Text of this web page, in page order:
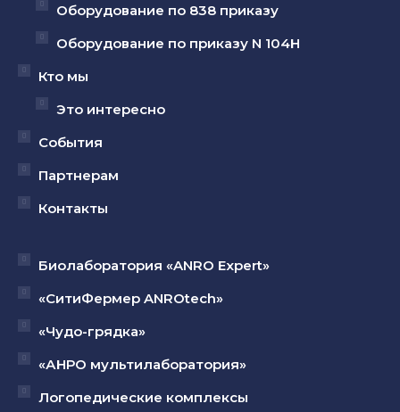
Оборудование по 838 приказу
Оборудование по приказу N 104Н
Кто мы
Это интересно
События
Партнерам
Контакты
Биолаборатория «ANRO Expert»
«СитиФермер ANROtech»
«Чудо-грядка»
«АНРО мультилаборатория»
Логопедические комплексы